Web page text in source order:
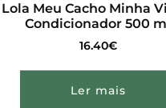
Lola Meu Cacho Minha
Condicionador 500
16.40€
Ler mais